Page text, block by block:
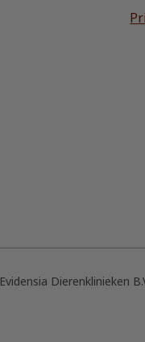
Evidensia Dierenklinieken